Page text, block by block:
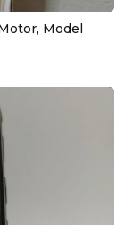
Model